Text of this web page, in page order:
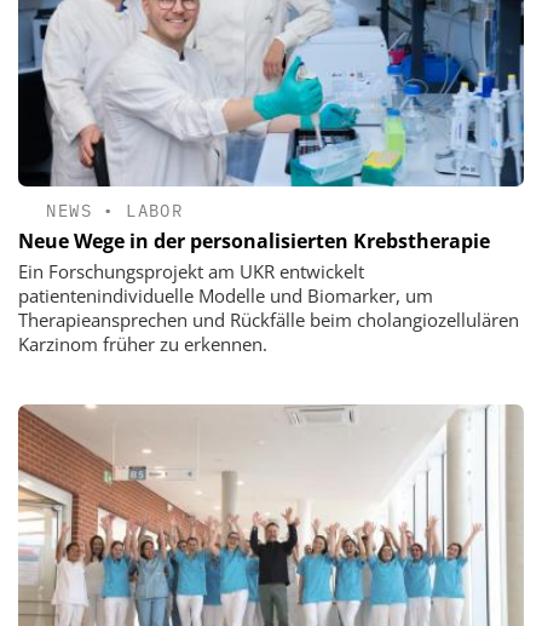
NEWS • LABOR
Neue Wege in der personalisierten Krebstherapie
Ein Forschungsprojekt am UKR entwickelt
patientenindividuelle Modelle und Biomarker, um
Therapieansprechen und Rückfälle beim cholangiozellulären
Karzinom früher zu erkennen.